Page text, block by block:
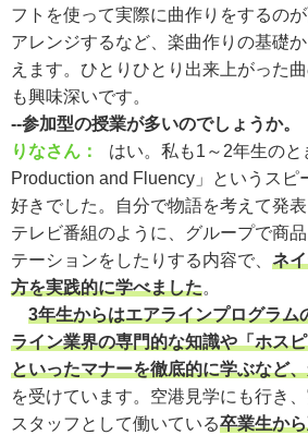
フトを使って実際に曲作りをするの
アレンジするなど、楽曲作りの基礎
えます。ひとりひとり出来上がった
も興味深いです。
--参加型の授業が多いのでしょうか。
りなさん：
はい。私も1～2年生の
Production and Fluency」というスピ
好きでした。自分で物語を考えて発
テレビ番組のように、グループで商
テーションをしたりする内容で、 ネ
方を実践的に学べました。
3年生からはエアラインプログラム
ライン業界の専門的な知識や「ホス
といったマナーを徹底的に学ぶなど
を受けています。空港見学にも行き
スタッフとして働いている卒業生か